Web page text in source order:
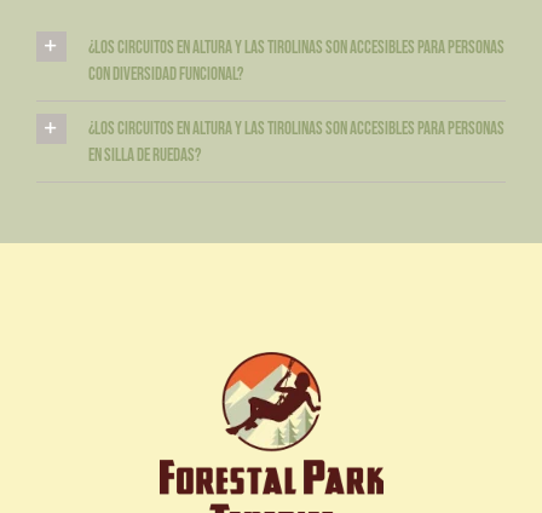
¿Los circuitos en altura y las tirolinas son accesibles para personas
con diversidad funcional?
¿Los circuitos en altura y las tirolinas son accesibles para personas
en silla de ruedas?